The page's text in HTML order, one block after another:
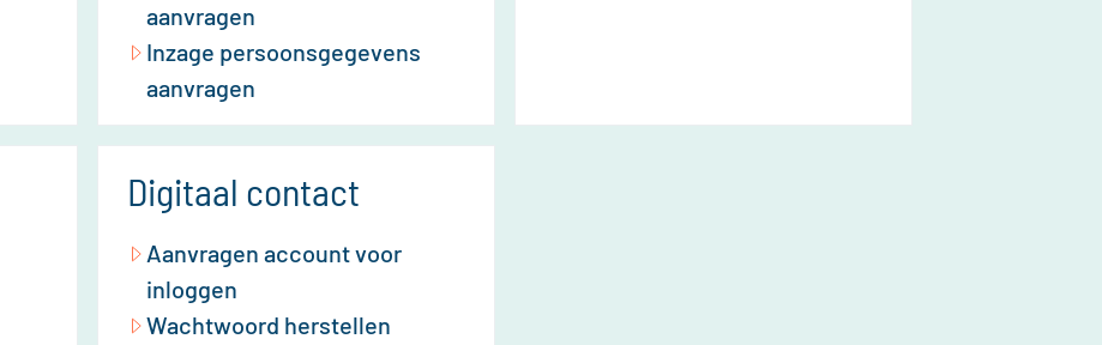
aanvragen
Inzage persoonsgegevens
aanvragen
Digitaal contact
Aanvragen account voor
inloggen
Wachtwoord herstellen